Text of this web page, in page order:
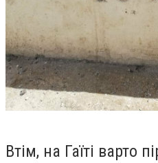
Втім, на Гаїті варто